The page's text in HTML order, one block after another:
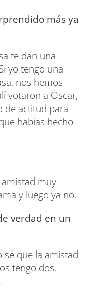
más ya
te dan una
yo tengo una
nos hemos
votaron a Óscar,
de actitud para
habías hecho
muy
y luego ya no.
verdad en un
sé que la amistad
tengo dos.